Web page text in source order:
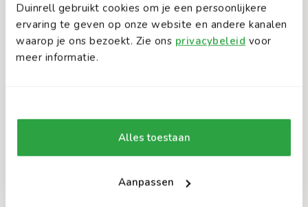
Duinrell gebruikt cookies om je een persoonlijkere
ervaring te geven op onze website en andere kanalen
waarop je ons bezoekt. Zie ons privacybeleid voor
meer informatie.
Alles toestaan
Aanpassen